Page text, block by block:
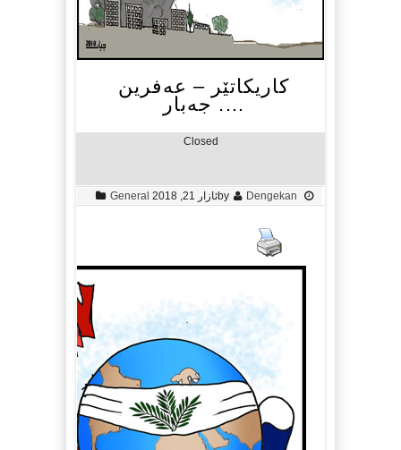
کاریکاتێر – عەفرین
…. جەبار
Closed
by Dengekan ئازار 21, 2018 General